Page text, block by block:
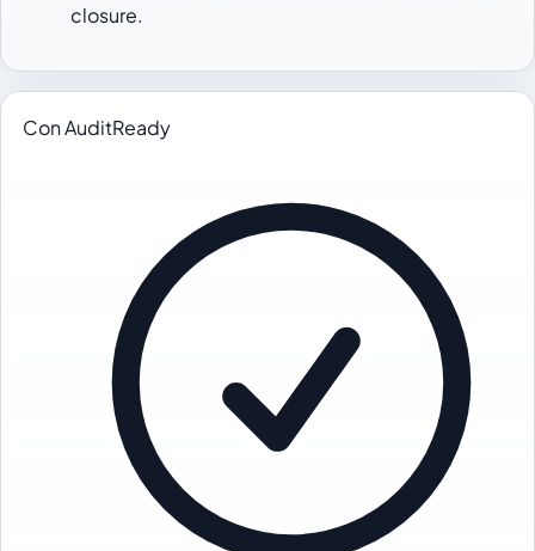
closure.
Con AuditReady